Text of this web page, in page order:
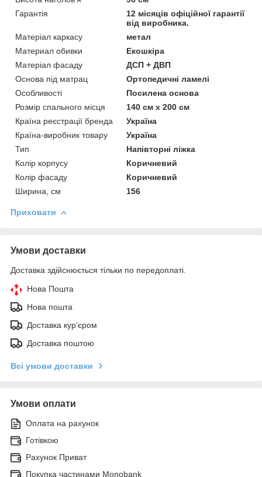
Гарантія
12 місяців офіційної гарантії
від виробника.
Матеріал каркасу
метал
Материал обивки
Екошкіра
Матеріал фасаду
ДСП + ДВП
Основа під матрац
Ортопедичні ламелі
Особливості
Посилена основа
Розмір спального місця
140 см х 200 см
Країна реєстрації бренда
Україна
Країна-виробник товару
Україна
Тип
Напівторні ліжка
Колір корпусу
Коричневий
Колір фасаду
Коричневий
Ширина, см
156
Приховати
Умови доставки
Доставка здійснюється тільки по передоплаті.
Нова Пошта
Нова пошта
Доставка кур'єром
Доставка поштою
Всі умови доставки
Умови оплати
Оплата на рахунок
Готівкою
Рахунок Приват
Покупка частинами Monobank